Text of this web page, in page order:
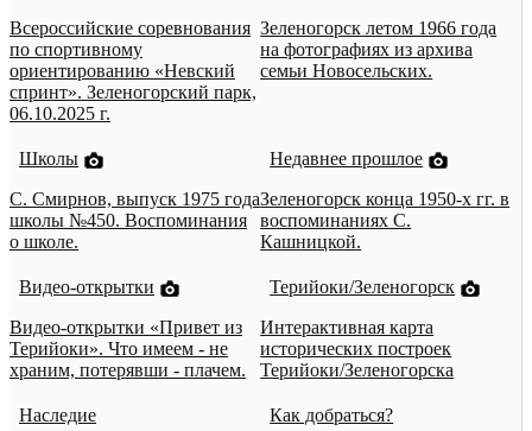
Всероссийские соревнования
по спортивному
ориентированию «Невский
спринт». Зеленогорский парк,
06.10.2025 г.
Зеленогорск летом 1966 года
на фотографиях из архива
семьи Новосельских.
Школы
С. Смирнов, выпуск 1975 года
школы №450. Воспоминания
о школе.
Недавнее прошлое
Зеленогорск конца 1950-х гг. в
воспоминаниях С.
Кашницкой.
Видео-открытки
Видео-открытки «Привет из
Терийоки». Что имеем - не
храним, потерявши - плачем.
Терийоки/Зеленогорск
Интерактивная карта
исторических построек
Терийоки/Зеленогорска
Наследие
Как добраться?